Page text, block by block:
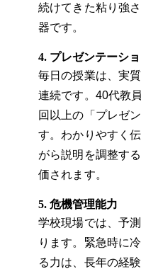
続けてきた粘り強
器です。
4. プレゼンテーシ
毎日の授業は、実
連続です。40代教
回以上の「プレゼ
す。わかりやすく
がら説明を調整す
価されます。
5. 危機管理能力
学校現場では、予
ります。緊急時に
る力は、長年の経